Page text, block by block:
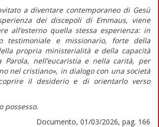
a diventare contemporaneo di Gesù
dei discepoli di Emmaus, viene
all’esterno quella stessa esperienza: in
testimoniale e missionario, forte della
propria ministerialità e della capacità
nell’eucaristia e nella carità, per
nel cristiano», in dialogo con una società
il desiderio e di orientarlo verso
possesso.
Documento, 01/03/2026, pag. 166